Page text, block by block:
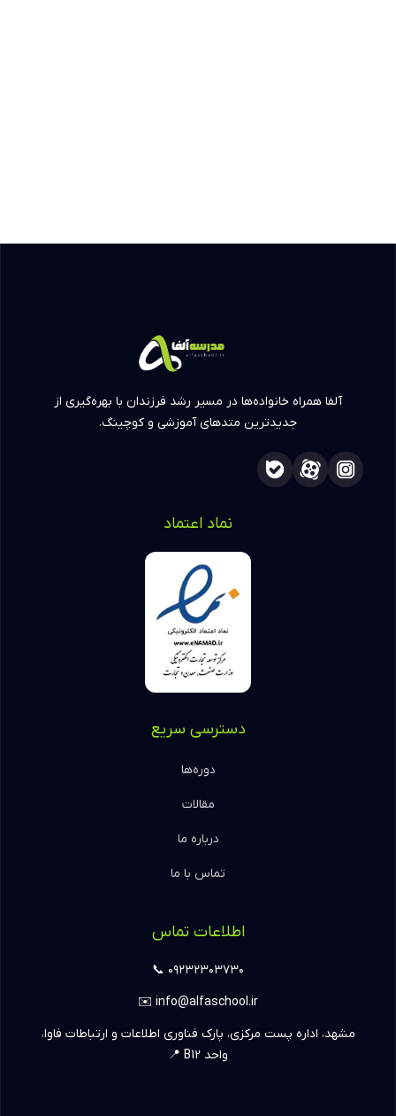
آلفا همراه خانواده‌ها در مسیر رشد فرزندان با بهره‌گیری از
جدیدترین متدهای آموزشی و کوچینگ.
نماد اعتماد
دسترسی سریع
دوره‌ها
مقالات
درباره ما
تماس با ما
اطلاعات تماس
۰۹۲۳۲۳۰۳۷۳۰ 📞
info@alfaschool.ir ✉️
مشهد، اداره پست مرکزی، پارک فناوری اطلاعات و ارتباطات فاوا،
واحد B12 📍